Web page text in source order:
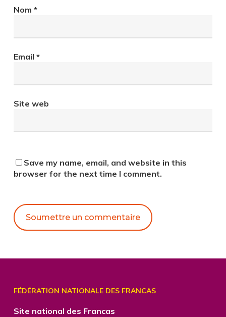
Nom *
Email *
Site web
Save my name, email, and website in this
browser for the next time I comment.
FÉDÉRATION NATIONALE DES FRANCAS
Site national des Francas